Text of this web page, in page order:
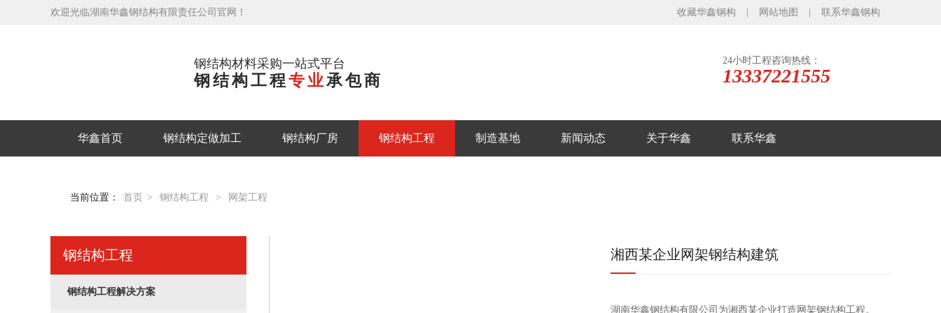
收藏华鑫钢构 网站地图 联系华鑫钢构
欢迎光临湖南华鑫钢结构有限责任公司官网！
24小时工程咨询热线：
13337221555
钢结构材料采购一站式平台
钢结构工程专业承包商
华鑫首页 钢结构定做加工 钢结构厂房 钢结构工程 制造基地 新闻动态 关于华鑫 联系华鑫
当前位置： 首页 > 钢结构工程 > 网架工程
钢结构工程
钢结构工程解决方案
湘西某企业网架钢结构建筑
湖南华鑫钢结构有限公司为湘西某企业打造网架钢结构工程。